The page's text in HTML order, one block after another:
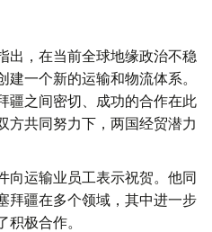
出，在当前全球地缘政治不稳
一个新的运输和物流体系。
疆之间密切、成功的合作在此
方共同努力下，两国经贸潜力
向运输业员工表示祝贺。他同
拜疆在多个领域，其中进一步
极合作。